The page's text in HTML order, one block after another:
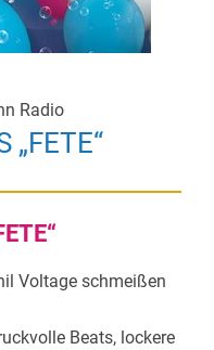
Radio
„FETE“
Voltage schmeißen
Beats, lockere